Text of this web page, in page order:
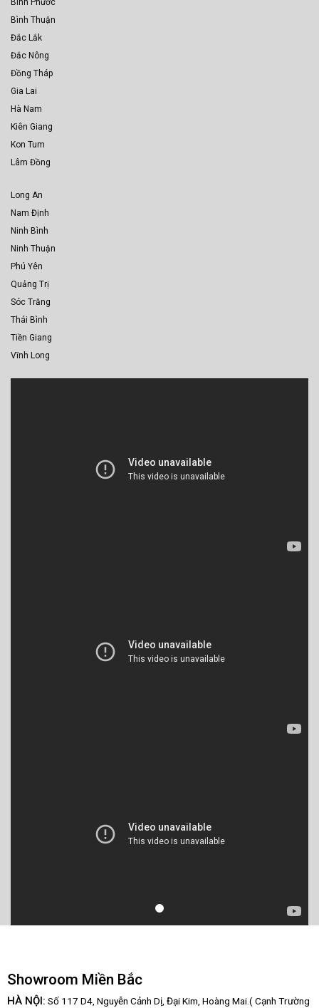
Bình Phước
Bình Thuận
Đắc Lắk
Đắc Nông
Đồng Tháp
Gia Lai
Hà Nam
Kiên Giang
Kon Tum
Lâm Đồng
Long An
Nam Định
Ninh Bình
Ninh Thuận
Phú Yên
Quảng Trị
Sóc Trăng
Thái Bình
Tiền Giang
Vĩnh Long
Showroom Miền Bắc
HÀ NỘI: Số 117 D4, Nguyễn Cảnh Dị, Đại Kim, Hoàng Mai.( Cạnh Trường